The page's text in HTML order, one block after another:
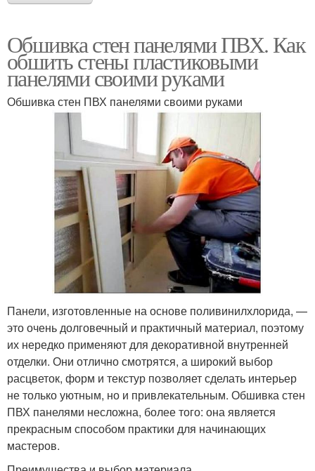
Обшивка стен панелями ПВХ. Как
обшить стены пластиковыми
панелями своими руками
Обшивка стен ПВХ панелями своими руками
Панели, изготовленные на основе поливинилхлорида, —
это очень долговечный и практичный материал, поэтому
их нередко применяют для декоративной внутренней
отделки. Они отлично смотрятся, а широкий выбор
расцветок, форм и текстур позволяет сделать интерьер
не только уютным, но и привлекательным. Обшивка стен
ПВХ панелями несложна, более того: она является
прекрасным способом практики для начинающих
мастеров.